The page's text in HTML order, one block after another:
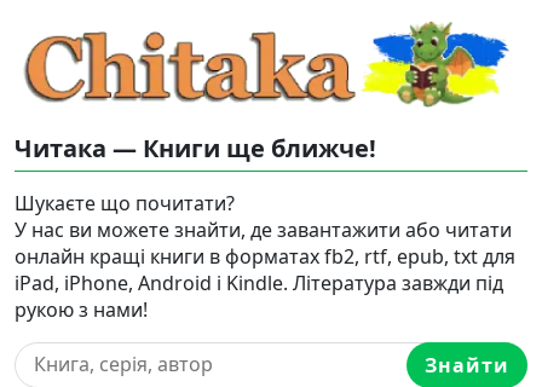
Читака — Книги ще ближче!
Шукаєте що почитати?
У нас ви можете знайти, де завантажити або читати
онлайн кращі книги в форматах fb2, rtf, epub, txt для
iPad, iPhone, Android і Kindle. Література завжди під
рукою з нами!
Знайти